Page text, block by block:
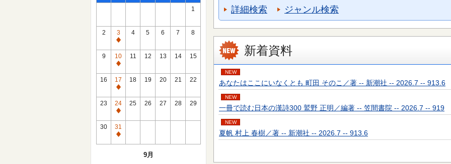
1
2
3
通
常
休
館
日
4 5 6 7 8
9
10
通
常
休
館
日
11 12 13 14 15
16
17
通
常
休
館
日
18 19 20 21 22
23
24
通
常
休
館
25 26 27 28 29
30
31
通
9月
詳細検索 ジャンル検索
新着資料
NEW
あなたはここにいなくとも 町田 そのこ／著 -- 新潮社 -- 2026.7 -- 913.6
NEW
一冊で読む日本の漢詩300 鷲野 正明／編著 -- 笠間書院 -- 2026.7 -- 919
NEW
夏帆 村上 春樹／著 -- 新潮社 -- 2026.7 -- 913.6